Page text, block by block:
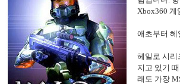
Xbox360 게
애초부터 헤
헤일로 시리
지고 있기
래도 가장